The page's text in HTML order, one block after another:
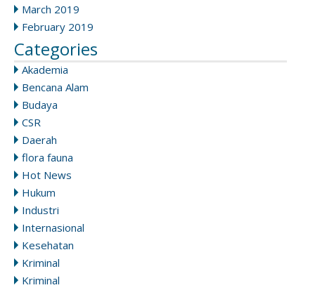
March 2019
February 2019
Categories
Akademia
Bencana Alam
Budaya
CSR
Daerah
flora fauna
Hot News
Hukum
Industri
Internasional
Kesehatan
Kriminal
Kriminal